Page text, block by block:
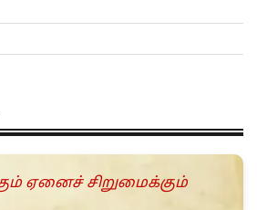
ஏனைச் சிறுமைக்கும்